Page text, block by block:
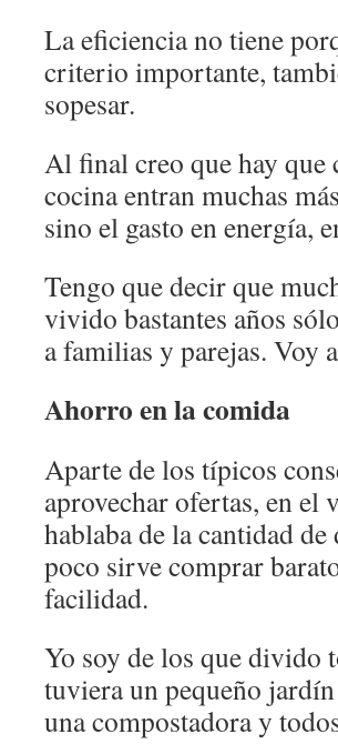
La eficiencia no tiene
criterio importante,
sopesar.
Al final creo que hay que
cocina entran muchas
sino el gasto en energía,
Tengo que decir que
vivido bastantes años
a familias y parejas. Voy
Ahorro en la comida
Aparte de los típicos
aprovechar ofertas, en el
hablaba de la cantidad
poco sirve comprar
facilidad.
Yo soy de los que divido
tuviera un pequeño
una compostadora y